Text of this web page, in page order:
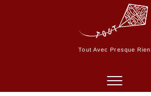
Tout Avec Presque Rien